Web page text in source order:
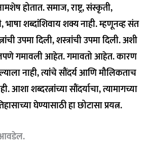
होतात. समाज, राष्ट्र, संस्कृती,
भाषा शब्दांशिवाय शक्य नाही. म्हणूनव्ह संत
उपमा दिली, शस्त्रांची उपमा दिली. अशी
गमावली आहेत. गमावतो आहेत. कारण
नाही, त्यांचे सौंदर्य आणि मौलिकताच
शब्दरत्नांच्या सौंदर्याचा, त्यामागच्या
घेण्यासाठी हा छोटासा प्रयत्न.